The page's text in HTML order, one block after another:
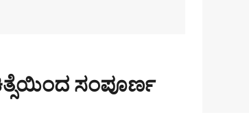
ಸಂಪೂರ್ಣ